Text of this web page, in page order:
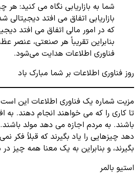
شما به بازاریابی نگاه می کنید: هر
بازاریابی اتفاق می افتد
که در امور مالی اتفاق می افتد
بنابراین تقریباً هر صنعتی، عنصر
فناوری اطلاعات هدایت می‌شود.
روز فناوری اطلاعات بر شما مبارک باد
مزیت شماره یک فناوری اطلاعات این است
تا کاری را که می خواهند انجام دهند. به
باشند. به مردم اجازه می دهد مولد
دهد چیزهایی را یاد بگیرند که قبلاً فکر
بگیرند، و بنابراین به یک معنا همه چیز
استیو بالمر